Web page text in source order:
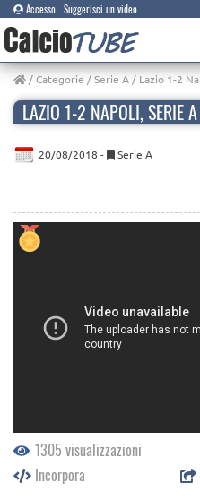
Accesso Suggerisci un video
/Categorie /Serie A/ Lazio 1-2
LAZIO 1-2 NAPOLI, SERIE
20/08/2018 - Serie A
1305 visualizzazioni
Incorpora